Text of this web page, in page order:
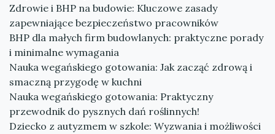
Zdrowie i BHP na budowie: Kluczowe zasady
zapewniające bezpieczeństwo pracowników
BHP dla małych firm budowlanych: praktyczne porady
i minimalne wymagania
Nauka wegańskiego gotowania: Jak zacząć zdrową i
smaczną przygodę w kuchni
Nauka wegańskiego gotowania: Praktyczny
przewodnik do pysznych dań roślinnych!
Dziecko z autyzmem w szkole: Wyzwania i możliwości